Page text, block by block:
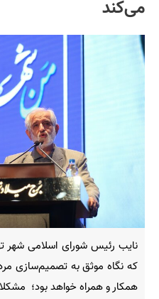
می‌کند
نایب رئیس شورای اسلامی شهر
که نگاه موثق به تصمیم‌سازی
همکار و همراه خواهد بود؛